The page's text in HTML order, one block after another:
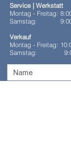
Service | Werkstatt
Montag - Freitag:
Samstag:
Verkauf
Montag - Freitag:
Samstag: